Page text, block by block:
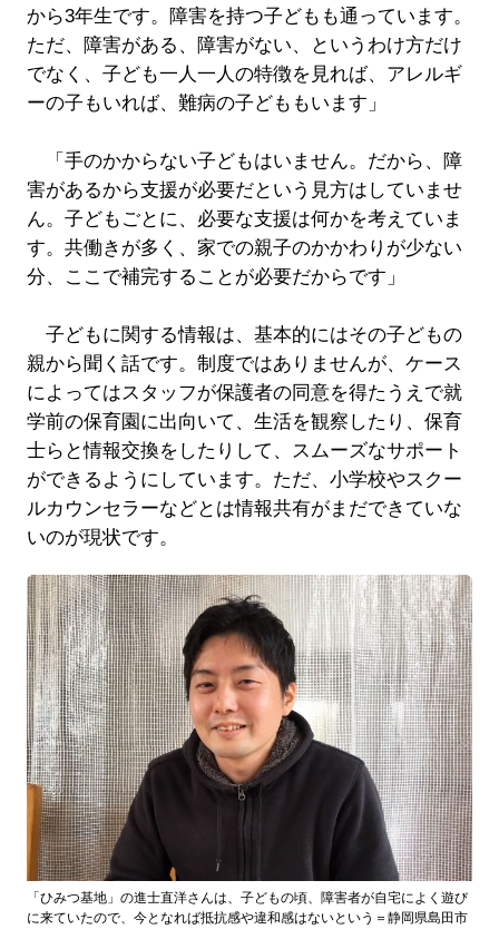
から3年生です。障害を持つ子どもも通っています。
ただ、障害がある、障害がない、というわけ方だけ
でなく、子ども一人一人の特徴を見れば、アレルギ
ーの子もいれば、難病の子どももいます」
「手のかからない子どもはいません。だから、障
害があるから支援が必要だという見方はしていませ
ん。子どもごとに、必要な支援は何かを考えていま
す。共働きが多く、家での親子のかかわりが少ない
分、ここで補完することが必要だからです」
子どもに関する情報は、基本的にはその子どもの
親から聞く話です。制度ではありませんが、ケース
によってはスタッフが保護者の同意を得たうえで就
学前の保育園に出向いて、生活を観察したり、保育
士らと情報交換をしたりして、スムーズなサポート
ができるようにしています。ただ、小学校やスクー
ルカウンセラーなどとは情報共有がまだできていな
いのが現状です。
「ひみつ基地」の進士直洋さんは、子どもの頃、障害者が自宅によく遊び
に来ていたので、今となれば抵抗感や違和感はないという＝静岡県島田市